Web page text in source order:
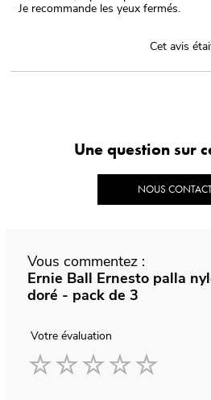
Je recommande les yeux fermés.
Cet avis
Une question sur
NOUS
Vous commentez :
Ernie Ball Ernesto palla
doré - pack de 3
Votre évaluation